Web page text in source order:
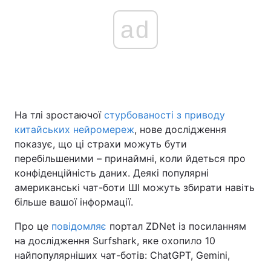
Головна Війна
Україна Політика
Економіка Світ
Спорт
Техно і зв'язок Лайт
Зброя Інциденти
ad
На тлі зростаючої стурбованості з приводу
китайських нейромереж, нове дослідження
показує, що ці страхи можуть бути
перебільшеними – принаймні, коли йдеться про
конфіденційність даних. Деякі популярні
американські чат-боти ШІ можуть збирати навіть
більше вашої інформації.
Про це повідомляє портал ZDNet із посиланням
на дослідження Surfshark, яке охопило 10
найпопулярніших чат-ботів: ChatGPT, Gemini,